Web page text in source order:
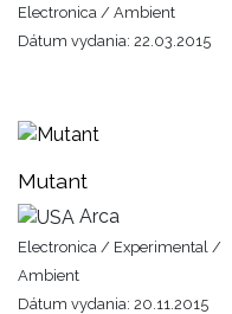
Electronica / Ambient
Dátum vydania: 22.03.2015
Mutant
Arca
Electronica / Experimental /
Ambient
Dátum vydania: 20.11.2015